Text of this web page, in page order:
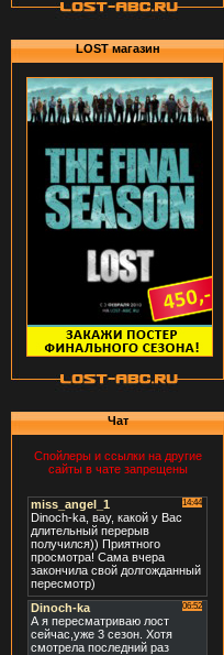
LOST магазин
Чат
Спойлеры и ссылки на другие
сайты в чате запрещены